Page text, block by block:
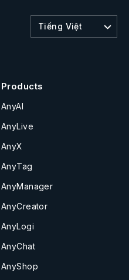
Tiếng Việt
Products
AnyAI
AnyLive
AnyX
AnyTag
AnyManager
AnyCreator
AnyLogi
AnyChat
AnyShop